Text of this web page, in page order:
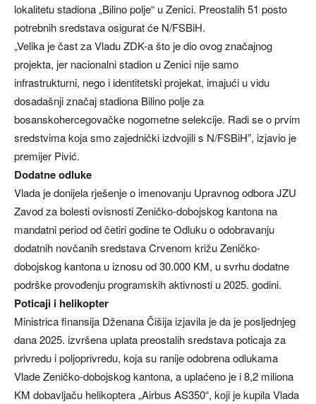
lokalitetu stadiona „Bilino polje“ u Zenici. Preostalih 51 posto
potrebnih sredstava osigurat će N/FSBiH.
„Velika je čast za Vladu ZDK-a što je dio ovog značajnog
projekta, jer nacionalni stadion u Zenici nije samo
infrastrukturni, nego i identitetski projekat, imajući u vidu
dosadašnji značaj stadiona Bilino polje za
bosanskohercegovačke nogometne selekcije. Radi se o prvim
sredstvima koja smo zajednički izdvojili s N/FSBiH”, izjavio je
premijer Pivić.
Dodatne odluke
Vlada je donijela rješenje o imenovanju Upravnog odbora JZU
Zavod za bolesti ovisnosti Zeničko-dobojskog kantona na
mandatni period od četiri godine te Odluku o odobravanju
dodatnih novčanih sredstava Crvenom križu Zeničko-
dobojskog kantona u iznosu od 30.000 KM, u svrhu dodatne
podrške provođenju programskih aktivnosti u 2025. godini.
Poticaji i helikopter
Ministrica finansija Dženana Čišija izjavila je da je posljednjeg
dana 2025. izvršena uplata preostalih sredstava poticaja za
privredu i poljoprivredu, koja su ranije odobrena odlukama
Vlade Zeničko-dobojskog kantona, a uplaćeno je i 8,2 miliona
KM dobavljaču helikoptera „Airbus AS350“, koji je kupila Vlada